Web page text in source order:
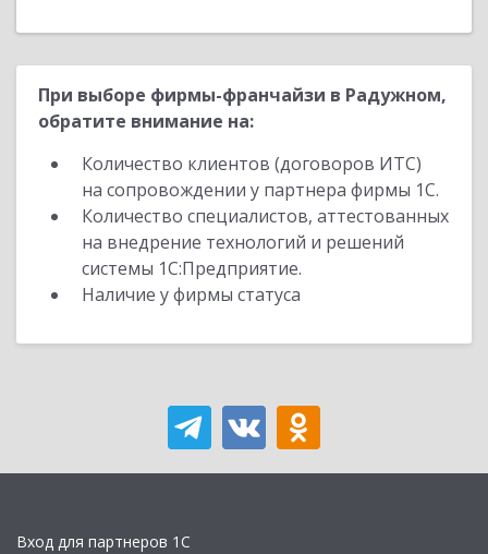
При выборе фирмы-франчайзи в Радужном,
обратите внимание на:
Количество клиентов (договоров ИТС)
на сопровождении у партнера фирмы 1С.
Количество специалистов, аттестованных
на внедрение технологий и решений
системы 1С:Предприятие.
Наличие у фирмы статуса
Вход для партнеров 1С